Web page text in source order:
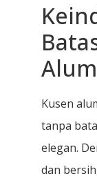
Kusen
tanpa
elegan.
dan